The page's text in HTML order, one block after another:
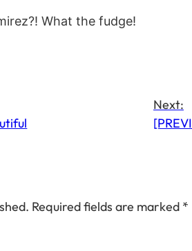
What the fudge!
Next:
Required fields are marked *